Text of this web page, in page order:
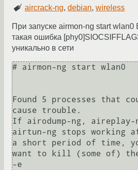
aircrack-ng,debian,wireless
При запуске airmon-ng start wlan0
такая ошибка
уникально в сети
# airmon-ng start wlan0
Found 5 processes that
cause trouble.
If airodump-ng, aireplay-
airtun-ng stops working
a short period of time,
want to kill (some of)
-e